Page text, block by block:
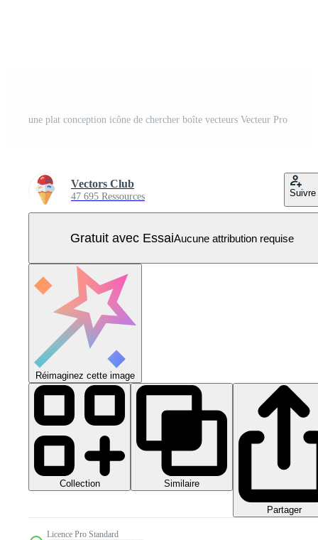
une plat conception icône de chercher boîte vecteurs Vecteur Pro
Vectors Club
47 695 Ressources Suivre
Gratuit avec EssaiAucune attribution requise
Réimaginez cette image
Collection Similaire
Partager
Licence Pro Standard